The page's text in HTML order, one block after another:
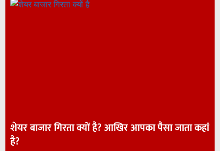
शेयर बाजार गिरता क्यों है? आखिर आपका पैसा जाता कहां
है?